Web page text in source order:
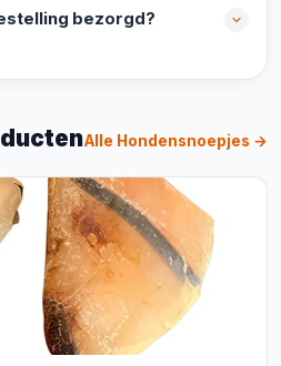
bezorgd?
Alle Hondensnoepjes →